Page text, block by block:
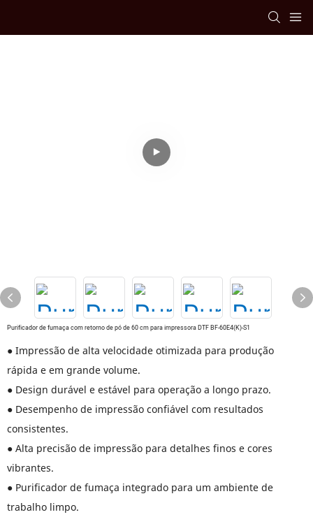
Purificador de fumaça com retorno de pó de 60 cm para impressora DTF BF-60E4(K)-S1
● Impressão de alta velocidade otimizada para produção
rápida e em grande volume.
● Design durável e estável para operação a longo prazo.
● Desempenho de impressão confiável com resultados
consistentes.
● Alta precisão de impressão para detalhes finos e cores
vibrantes.
● Purificador de fumaça integrado para um ambiente de
trabalho limpo.